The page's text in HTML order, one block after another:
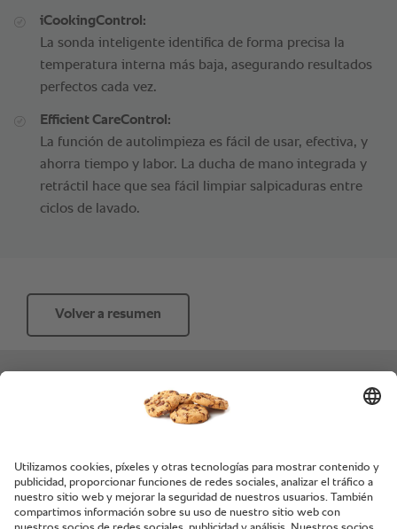
iCookingControl:
La sonda inteligente identifica de forma precisa la
temperatura interna más baja, asegurando resultados
perfectos cada vez.
Efficient CareControl:
La función de autolimpieza es fácil de usar, efectiva, y
ahorra tiempo y labor. La ducha de mano integrada y
retráctil hace que sea fácil limpiar salpicaduras entre
ciclos de lavado.
Volver a resumen